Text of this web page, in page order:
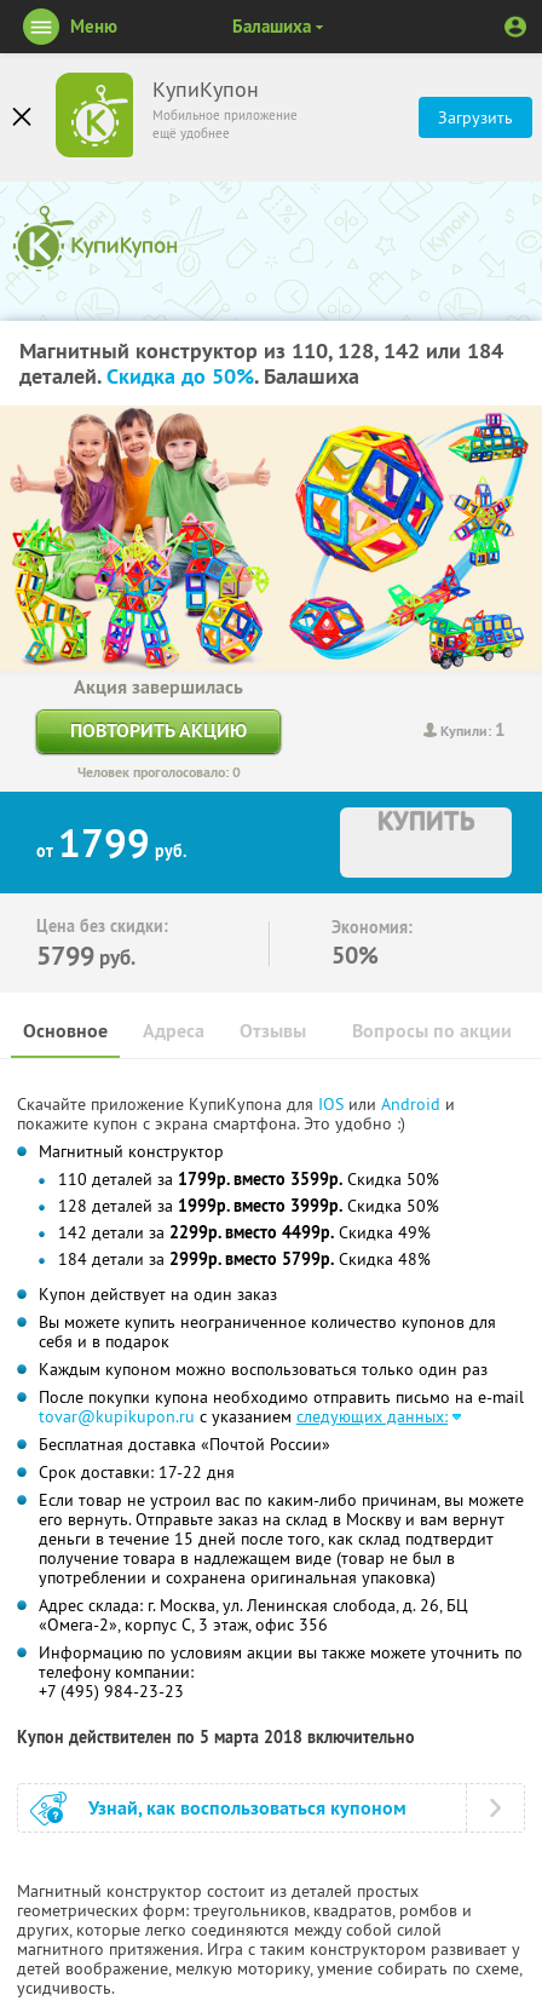
КупиКупон
Мобильное приложение
ещё удобнее
Загрузить
Меню Балашиха
Магнитный конструктор из 110, 128, 142 или 184
деталей.Скидка до 50%. Балашиха
Купили: 1
Акция завершилась
ПОВТОРИТЬ АКЦИЮ
Человек проголосовало: 0
от 1799 руб.
КУПИТЬ
Цена без скидки:
5799 руб.
Экономия:
50%
Основное Отзывы Вопросы по акции
Адреса
Скачайте приложение КупиКупона для IOS или Android и
покажите купон с экрана смартфона. Это удобно :)
Магнитный конструктор
110 деталей за 1799р. вместо 3599р. Скидка 50%
128 деталей за 1999р. вместо 3999р. Скидка 50%
142 детали за 2299р. вместо 4499р. Скидка 49%
184 детали за 2999р. вместо 5799р. Скидка 48%
Купон действует на один заказ
Вы можете купить неограниченное количество купонов для
себя и в подарок
Каждым купоном можно воспользоваться только один раз
После покупки купона необходимо отправить письмо на e-mail
tovar@kupikupon.ru с указанием следующих данных:
Бесплатная доставка «Почтой России»
Срок доставки: 17-22 дня
Если товар не устроил вас по каким-либо причинам, вы можете
его вернуть. Отправьте заказ на склад в Москву и вам вернут
деньги в течение 15 дней после того, как склад подтвердит
получение товара в надлежащем виде (товар не был в
употреблении и сохранена оригинальная упаковка)
Адрес склада: г. Москва, ул. Ленинская слобода, д. 26, БЦ
«Омега-2», корпус С, 3 этаж, офис 356
Информацию по условиям акции вы также можете уточнить по
телефону компании:
+7 (495) 984-23-23
Купон действителен по 5 марта 2018 включительно
Узнай, как воспользоваться купоном
Магнитный конструктор состоит из деталей простых
геометрических форм: треугольников, квадратов, ромбов и
других, которые легко соединяются между собой силой
магнитного притяжения. Игра с таким конструктором развивает у
детей воображение, мелкую моторику, умение собирать по схеме,
усидчивость.